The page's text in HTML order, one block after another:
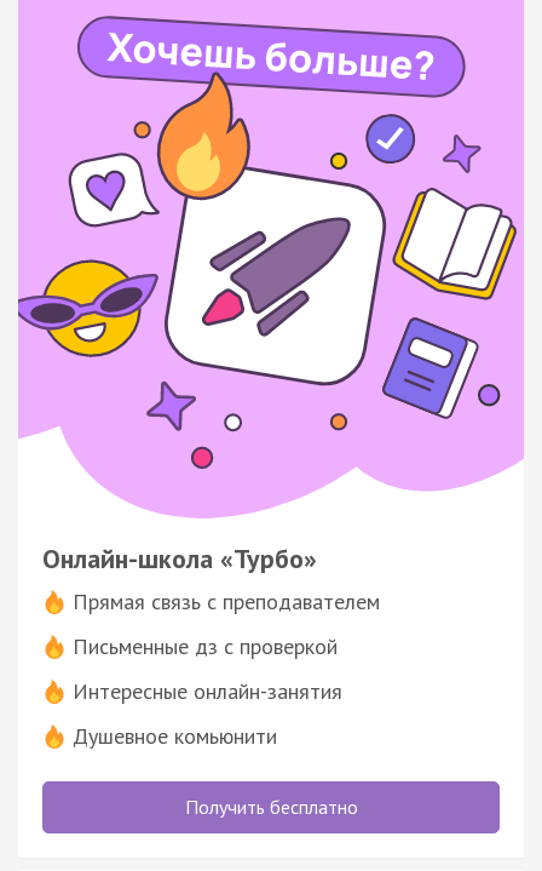
Онлайн-школа «Турбо»
Прямая связь с преподавателем
Письменные дз с проверкой
Интересные онлайн-занятия
Душевное комьюнити
Получить бесплатно